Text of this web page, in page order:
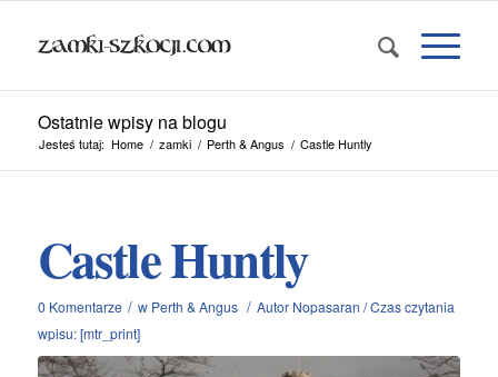
Ostatnie wpisy na blogu
Jesteś tutaj: Home / zamki / Perth & Angus / Castle Huntly
Castle Huntly
0 Komentarze / w Perth & Angus / Autor Nopasaran /Czas czytania
wpisu: [mtr_print]